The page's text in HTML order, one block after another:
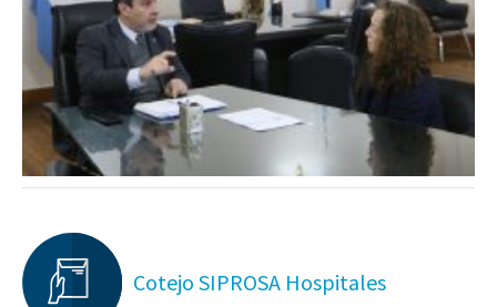
Cotejo SIPROSA Hospitales